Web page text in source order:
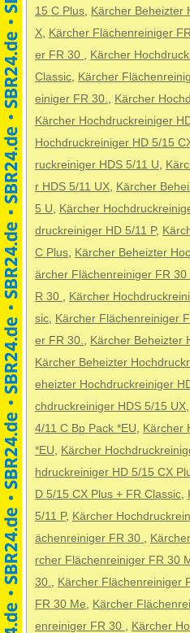
15 C Plus Kärcher Beheizter
X Kärcher Flächenreiniger
er FR 30
Kärcher
Classic Kärcher
einiger FR 30.
Kärcher
Kärcher Hochdruckreiniger
Hochdruckreiniger HD 5/15
ruckreiniger HDS 5/11 U
r HDS 5/11 UX Kärcher
5 U
Kärcher
druckreiniger HD 5/11 P,
C Plus Kärcher Beheizter
ärcher Flächenreiniger FR 30
R 30
Kärcher
sic Kärcher Flächenreiniger
er FR 30.
Kärcher Beheizter
Kärcher Beheizter
eheizter Hochdruckreiniger
chdruckreiniger HDS 5/15 UX
4/11 C Bp Pack *EU
Kärcher
*EU
Kärcher
hdruckreiniger HD 5/15 CX
D 5/15 CX Plus + FR Classic
5/11 P, Kärcher
ächenreiniger FR 30
rcher Flächenreiniger FR 30
30.
Kärcher Flächenreiniger
FR 30 Me
Kärcher
enreiniger FR 30
Kärcher